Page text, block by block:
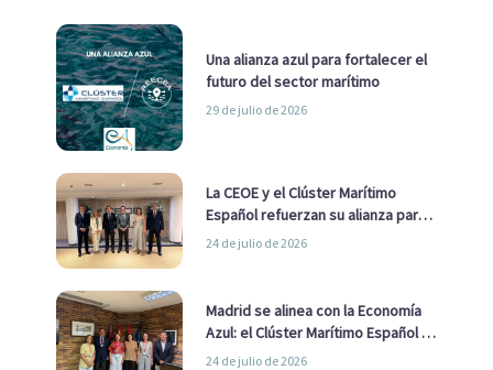
Una alianza azul para fortalecer el
futuro del sector marítimo
29 de julio de 2026
La CEOE y el Clúster Marítimo
Español refuerzan su alianza para
impulsar una estrategia Nacional
24 de julio de 2026
Madrid se alinea con la Economía
Azul: el Clúster Marítimo Español y
la Real Liga Naval avanzan alianzas
24 de julio de 2026